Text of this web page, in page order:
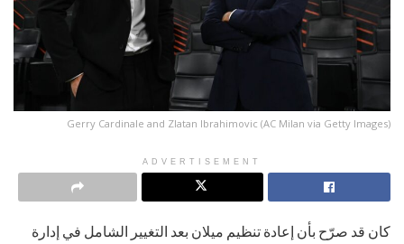
Gerry Cardinale and Zlatan Ibrahimovic (AC Milan via Getty Images)
ADVERTISEMENT
كان قد صرّح بأن إعادة تنظيم ميلان بعد التغيير الشامل في إدارة